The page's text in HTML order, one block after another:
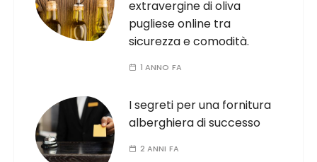
extravergine di oliva
pugliese online tra
sicurezza e comodità.
1 ANNO FA
I segreti per una fornitura
alberghiera di successo
2 ANNI FA